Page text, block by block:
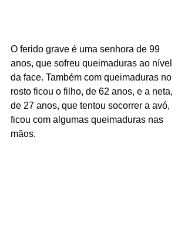
O ferido grave é uma senhora de 99
anos, que sofreu queimaduras ao nível
da face. Também com queimaduras no
rosto ficou o filho, de 62 anos, e a neta,
de 27 anos, que tentou socorrer a avó,
ficou com algumas queimaduras nas
mãos.